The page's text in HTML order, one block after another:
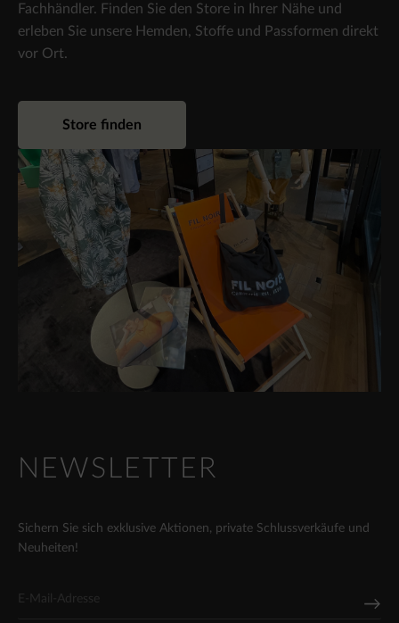
Fachhändler. Finden Sie den Store in Ihrer Nähe und
erleben Sie unsere Hemden, Stoffe und Passformen direkt
vor Ort.
Store finden
NEWSLETTER
Sichern Sie sich exklusive Aktionen, private Schlussverkäufe und
Neuheiten!